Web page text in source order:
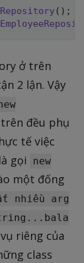
( ) ;
ở trên
2 lận. Vậy
đều phụ
tế việc
gọi
new
một đống
nhiều arg
riêng của
class